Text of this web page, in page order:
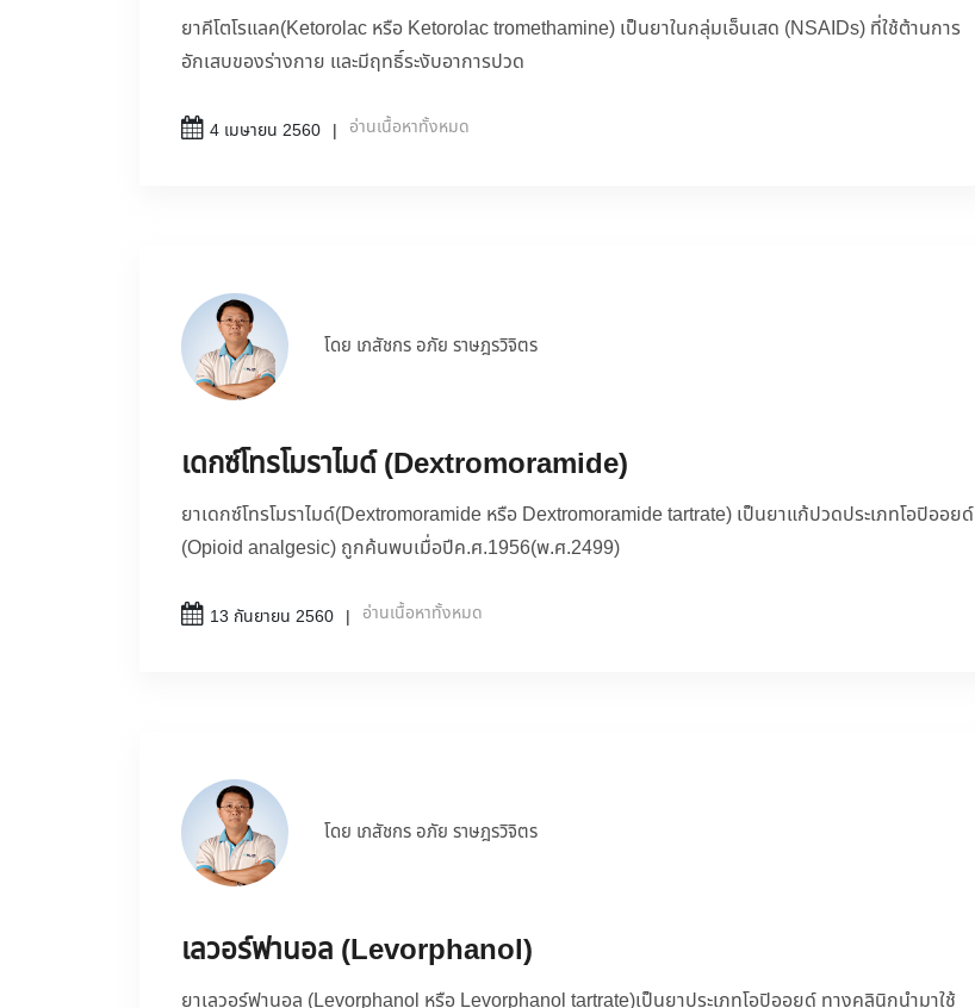
ยาคีโตโรแลค(Ketorolac หรือ Ketorolac tromethamine) เป็นยาในกลุ่มเอ็นเสด (NSAIDs) ที่ใช้ต้านการ
อักเสบของร่างกาย และมีฤทธิ์ระงับอาการปวด
4 เมษายน 2560 อ่านเนื้อหาทั้งหมด
โดย เภสัชกร อภัย ราษฎรวิจิตร
เดกซ์โทรโมราไมด์ (Dextromoramide)
ยาเดกซ์โทรโมราไมด์(Dextromoramide หรือ Dextromoramide tartrate) เป็นยาแก้ปวดประเภทโอปิออยด์
(Opioid analgesic) ถูกค้นพบเมื่อปีค.ศ.1956(พ.ศ.2499)
13 กันยายน 2560 อ่านเนื้อหาทั้งหมด
โดย เภสัชกร อภัย ราษฎรวิจิตร
เลวอร์ฟานอล (Levorphanol)
ยาเลวอร์ฟานอล (Levorphanol หรือ Levorphanol tartrate)เป็นยาประเภทโอปิออยด์ ทางคลินิกนำมาใช้